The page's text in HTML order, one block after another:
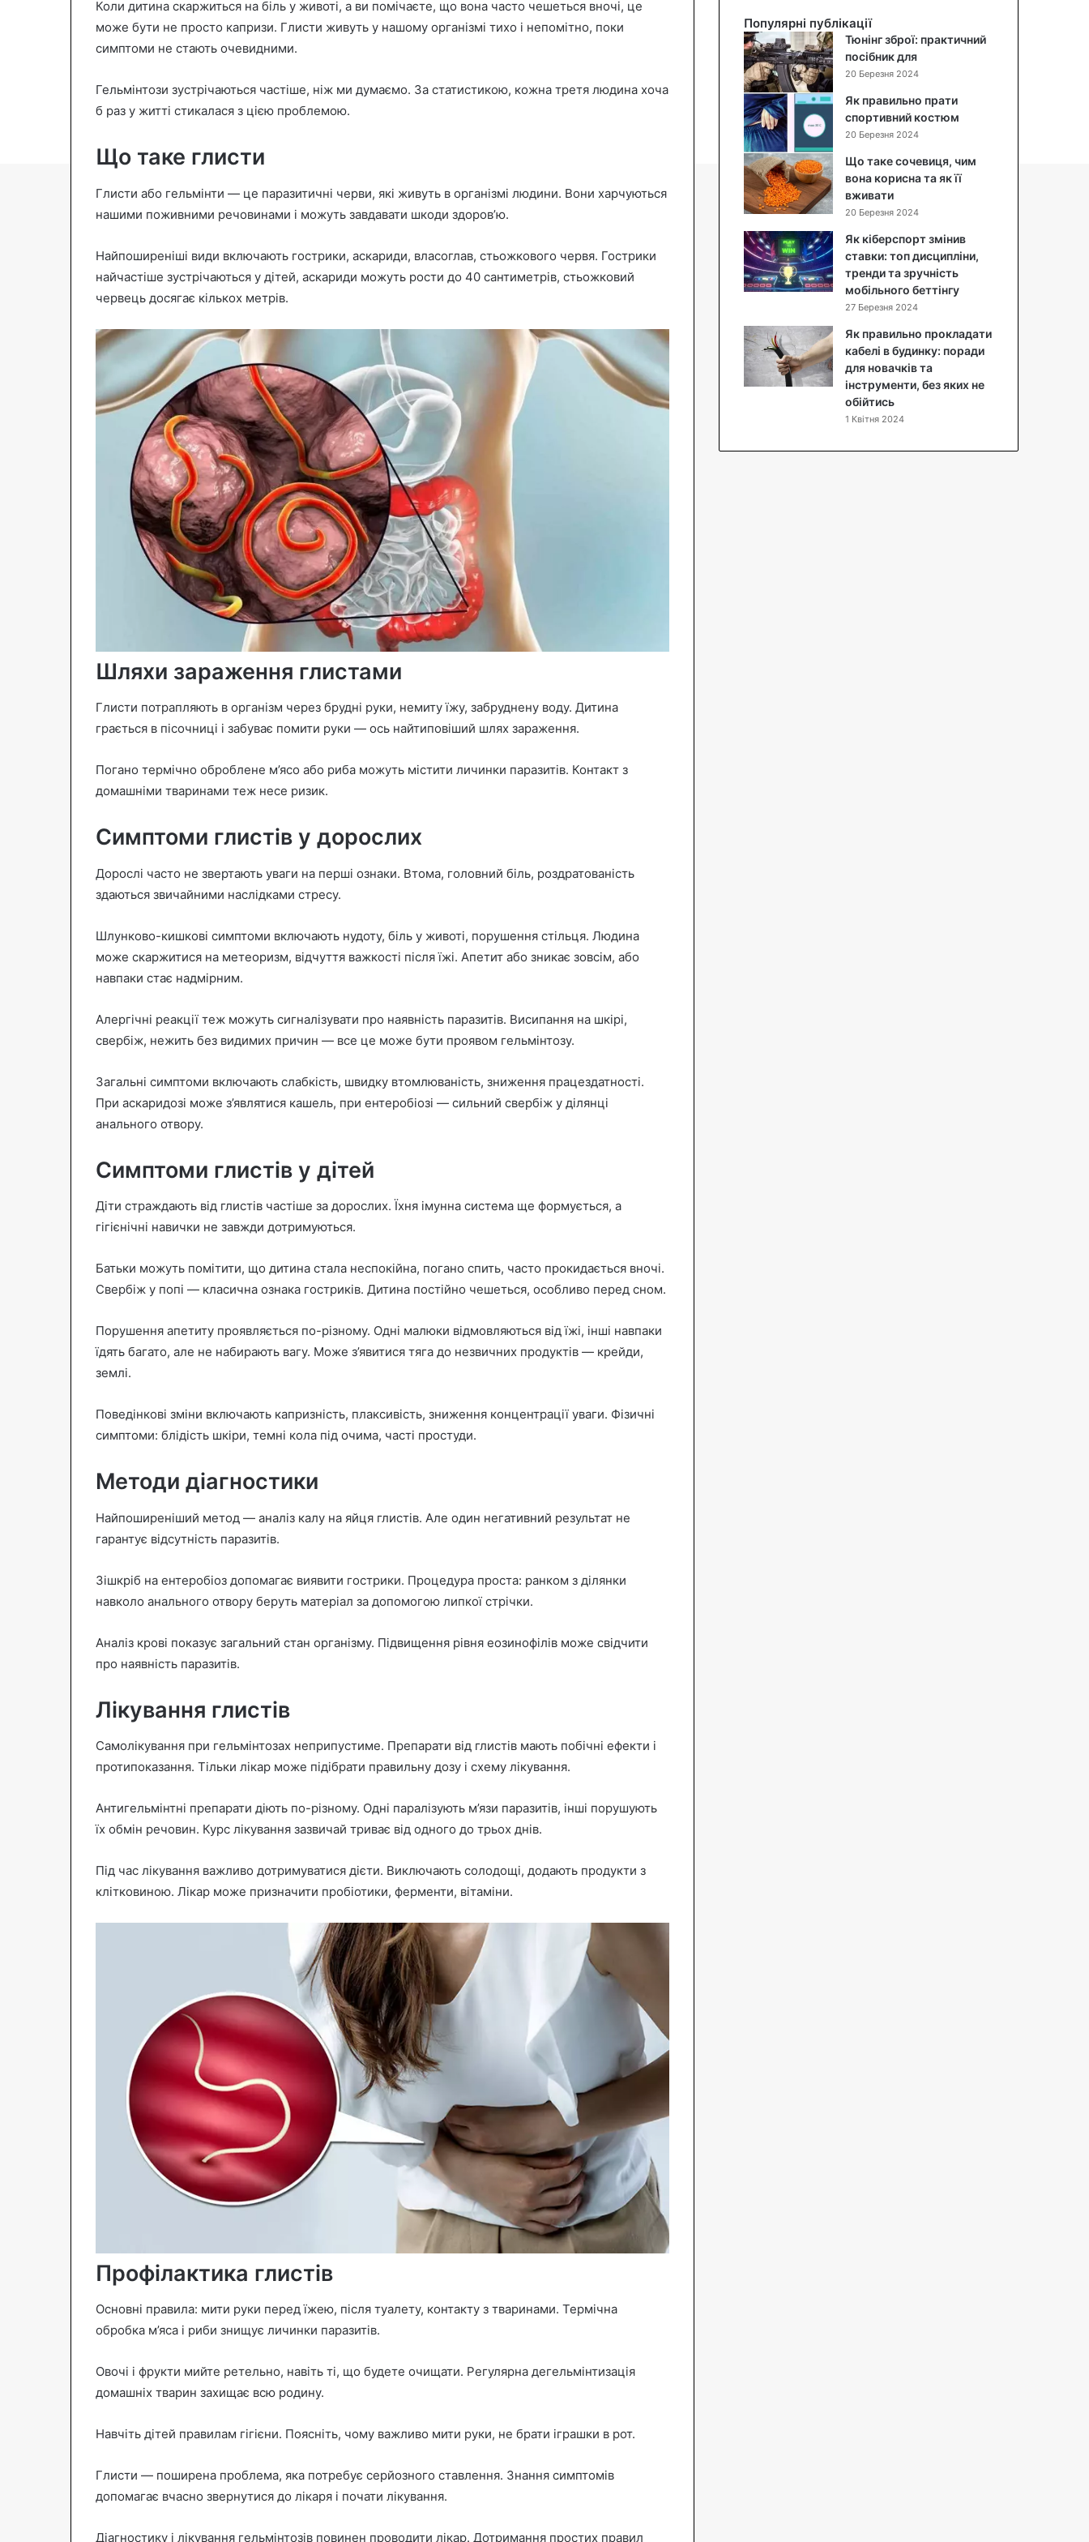
n
e
m
i
l
Коли дитина скаржиться на біль у животі, а ви помічаєте, що вона часто чешеться вночі, це
може бути не просто капризи. Глисти живуть у нашому організмі тихо і непомітно, поки
симптоми не стають очевидними.
Гельмінтози зустрічаються частіше, ніж ми думаємо. За статистикою, кожна третя людина хоча
б раз у житті стикалася з цією проблемою.
Що таке глисти
Глисти або гельмінти — це паразитичні черви, які живуть в організмі людини. Вони харчуються
нашими поживними речовинами і можуть завдавати шкоди здоров’ю.
Найпоширеніші види включають гострики, аскариди, власоглав, стьожкового червя. Гострики
найчастіше зустрічаються у дітей, аскариди можуть рости до 40 сантиметрів, стьожковий
червець досягає кількох метрів.
Шляхи зараження глистами
Глисти потрапляють в організм через брудні руки, немиту їжу, забруднену воду. Дитина
грається в пісочниці і забуває помити руки — ось найтиповіший шлях зараження.
Погано термічно оброблене м’ясо або риба можуть містити личинки паразитів. Контакт з
домашніми тваринами теж несе ризик.
Симптоми глистів у дорослих
Дорослі часто не звертають уваги на перші ознаки. Втома, головний біль, роздратованість
здаються звичайними наслідками стресу.
Шлунково-кишкові симптоми включають нудоту, біль у животі, порушення стільця. Людина
може скаржитися на метеоризм, відчуття важкості після їжі. Апетит або зникає зовсім, або
навпаки стає надмірним.
Алергічні реакції теж можуть сигналізувати про наявність паразитів. Висипання на шкірі,
свербіж, нежить без видимих причин — все це може бути проявом гельмінтозу.
Загальні симптоми включають слабкість, швидку втомлюваність, зниження працездатності.
При аскаридозі може з’являтися кашель, при ентеробіозі — сильний свербіж у ділянці
анального отвору.
Симптоми глистів у дітей
Діти страждають від глистів частіше за дорослих. Їхня імунна система ще формується, а
гігієнічні навички не завжди дотримуються.
Батьки можуть помітити, що дитина стала неспокійна, погано спить, часто прокидається вночі.
Свербіж у попі — класична ознака гостриків. Дитина постійно чешеться, особливо перед сном.
Порушення апетиту проявляється по-різному. Одні малюки відмовляються від їжі, інші навпаки
їдять багато, але не набирають вагу. Може з’явитися тяга до незвичних продуктів — крейди,
землі.
Поведінкові зміни включають капризність, плаксивість, зниження концентрації уваги. Фізичні
симптоми: блідість шкіри, темні кола під очима, часті простуди.
Методи діагностики
Найпоширеніший метод — аналіз калу на яйця глистів. Але один негативний результат не
гарантує відсутність паразитів.
Зішкріб на ентеробіоз допомагає виявити гострики. Процедура проста: ранком з ділянки
навколо анального отвору беруть матеріал за допомогою липкої стрічки.
Аналіз крові показує загальний стан організму. Підвищення рівня еозинофілів може свідчити
про наявність паразитів.
Лікування глистів
Самолікування при гельмінтозах неприпустиме. Препарати від глистів мають побічні ефекти і
протипоказання. Тільки лікар може підібрати правильну дозу і схему лікування.
Антигельмінтні препарати діють по-різному. Одні паралізують м’язи паразитів, інші порушують
їх обмін речовин. Курс лікування зазвичай триває від одного до трьох днів.
Під час лікування важливо дотримуватися дієти. Виключають солодощі, додають продукти з
клітковиною. Лікар може призначити пробіотики, ферменти, вітаміни.
Профілактика глистів
Основні правила: мити руки перед їжею, після туалету, контакту з тваринами. Термічна
обробка м’яса і риби знищує личинки паразитів.
Овочі і фрукти мийте ретельно, навіть ті, що будете очищати. Регулярна дегельмінтизація
домашніх тварин захищає всю родину.
Навчіть дітей правилам гігієни. Поясніть, чому важливо мити руки, не брати іграшки в рот.
Глисти — поширена проблема, яка потребує серйозного ставлення. Знання симптомів
допомагає вчасно звернутися до лікаря і почати лікування.
Діагностику і лікування гельмінтозів повинен проводити лікар. Дотримання простих правил
с
а
л
а
т
:
п
о
к
р
о
к
о
в
и
й
ц
е
п
т
т
Популярні публікації
Тюнінг зброї: практичний
посібник для
20 Березня 2024
Як правильно прати
спортивний костюм
20 Березня 2024
Що таке сочевиця, чим
вона корисна та як її
вживати
20 Березня 2024
Як кіберспорт змінив
ставки: топ дисципліни,
тренди та зручність
мобільного беттінгу
27 Березня 2024
Як правильно прокладати
кабелі в будинку: поради
для новачків та
інструменти, без яких не
обійтись
1 Квітня 2024